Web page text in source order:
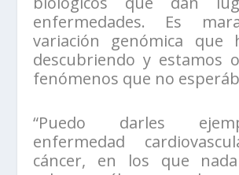
enfermedades. Es
variación genómica que
descubriendo y estamos
fenómenos que no
“Puedo darles
enfermedad
cáncer, en los que